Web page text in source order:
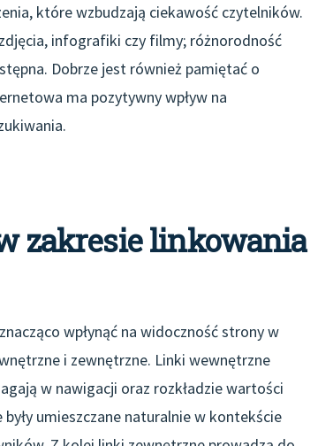
które wzbudzają ciekawość czytelników.
infografiki czy filmy; różnorodność
Dobrze jest również pamiętać o
ma pozytywny wpływ na
zakresie linkowania
wpłynąć na widoczność strony w
i zewnętrzne. Linki wewnętrzne
w nawigacji oraz rozkładzie wartości
umieszczane naturalnie w kontekście